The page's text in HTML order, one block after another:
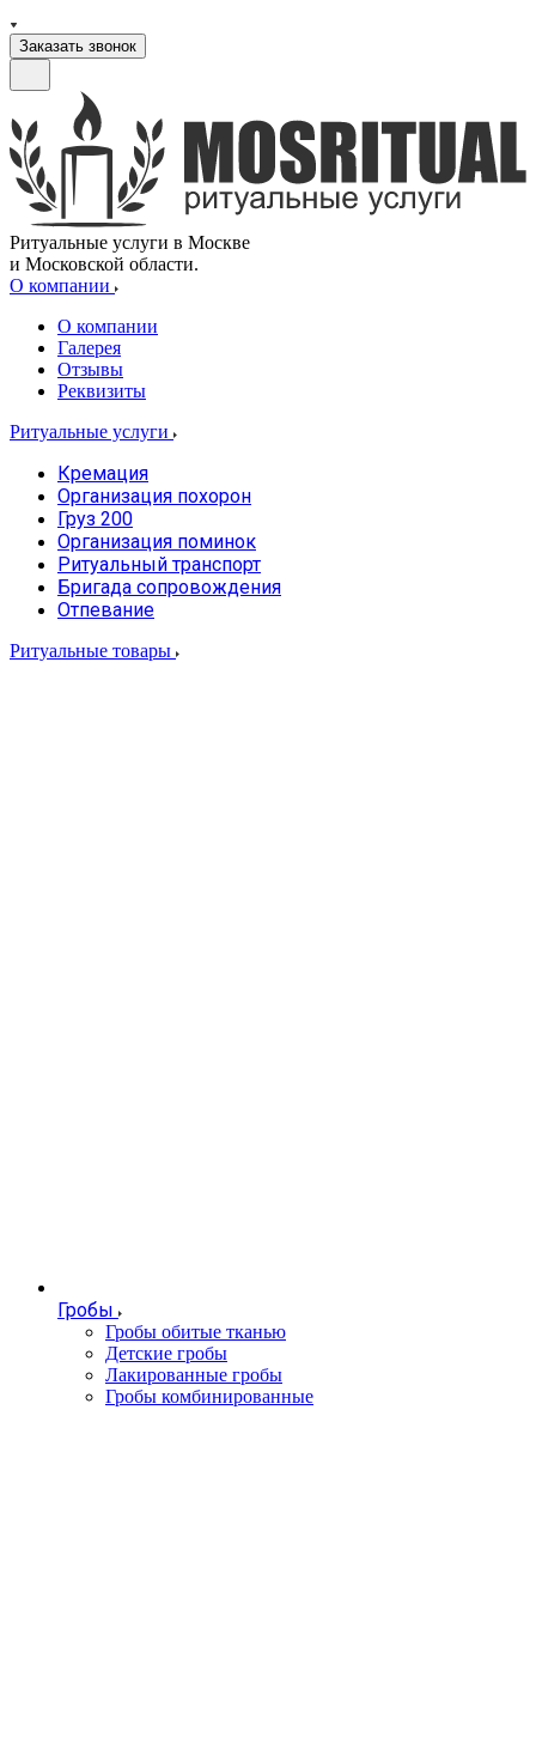
Заказать звонок
Ритуальные услуги в Москве
и Московской области.
О компании
О компании
Галерея
Отзывы
Реквизиты
Ритуальные услуги
Кремация
Организация похорон
Груз 200
Организация поминок
Ритуальный транспорт
Бригада сопровождения
Отпевание
Ритуальные товары
Гробы
Гробы обитые тканью
Детские гробы
Лакированные гробы
Гробы комбинированные